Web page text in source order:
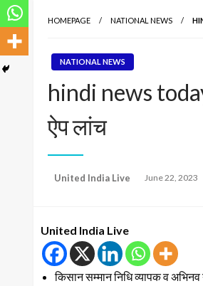
HOMEPAGE NATIONAL NEWS
NATIONAL NEWS
hindi news
ऐप लांच
United India Live
Posted
June 22, 2023
United India Live
किसान सम्मान निधि व्यापक व